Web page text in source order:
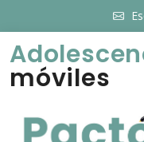
móviles